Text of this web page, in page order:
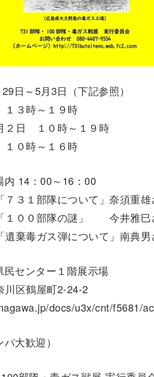
日～5月3日（下記参照）
３時～１９時
２日 １０時～１９時
０時～１６時
14：00～16：00
３１部隊について」奈須重雄
００部隊の謎」 今井雅巳
棄毒ガス弾について」南典男
センター１階展示場
区鶴屋町2-24-2
docs/u3x/cnt/f5681/
大歓迎）